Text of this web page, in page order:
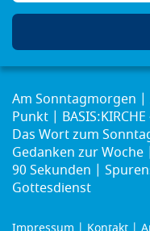
Am Sonntagmorgen
Punkt
Das Wort zum
Gedanken zur Woche
90 Sekunden
Gottesdienst